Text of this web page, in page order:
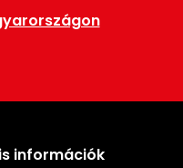
információk